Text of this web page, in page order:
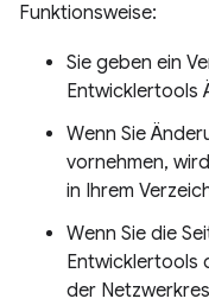
Funktionsweise:
Sie geben ein
Entwicklertools
Wenn Sie
vornehmen,
in Ihrem
Wenn Sie die
Entwicklertools
der